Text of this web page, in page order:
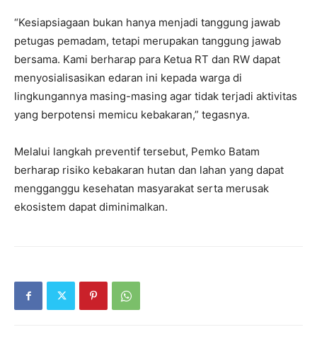
“Kesiapsiagaan bukan hanya menjadi tanggung jawab
petugas pemadam, tetapi merupakan tanggung jawab
bersama. Kami berharap para Ketua RT dan RW dapat
menyosialisasikan edaran ini kepada warga di
lingkungannya masing-masing agar tidak terjadi aktivitas
yang berpotensi memicu kebakaran,” tegasnya.
Melalui langkah preventif tersebut, Pemko Batam
berharap risiko kebakaran hutan dan lahan yang dapat
mengganggu kesehatan masyarakat serta merusak
ekosistem dapat diminimalkan.